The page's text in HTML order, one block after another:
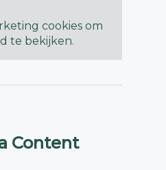
cookies om
te bekijken.
Content